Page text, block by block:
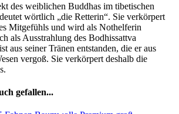
des weiblichen Buddhas im tibetischen
wörtlich „die Retterin“. Sie verkörpert
Mitgefühls und wird als Nothelferin
als Ausstrahlung des Bodhissattva
aus seiner Tränen entstanden, die er aus
vergoß. Sie verkörpert deshalb die
gefallen...